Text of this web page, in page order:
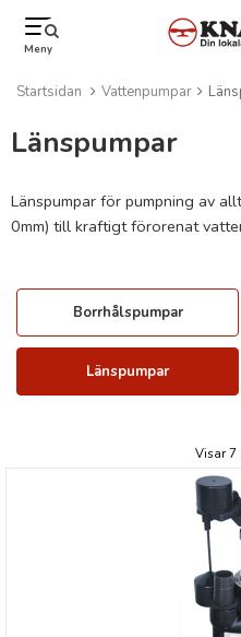
Meny
Startsidan Vattenpumpar
Länspumpar
Länspumpar för pumpning av
0mm) till kraftigt förorenat
Borrhålspumpar
Länspumpar
Visar 7